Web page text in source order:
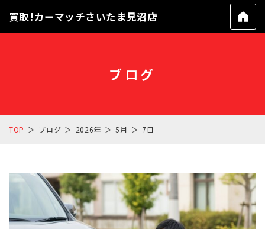
買取!カーマッチさいたま見沼店
ブログ
TOP ブログ 2026年 5月 7日